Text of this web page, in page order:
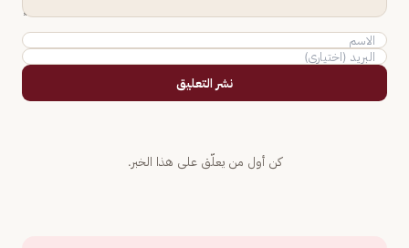
نشر التعليق
كن أول من يعلّق على هذا الخبر.